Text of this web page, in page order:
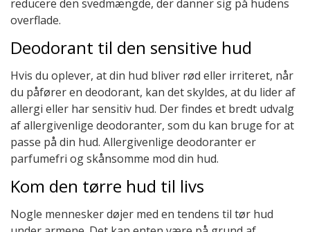
reducere den svedmængde, der danner sig på hudens
overflade.
Deodorant til den sensitive hud
Hvis du oplever, at din hud bliver rød eller irriteret, når
du påfører en deodorant, kan det skyldes, at du lider af
allergi eller har sensitiv hud. Der findes et bredt udvalg
af allergivenlige deodoranter, som du kan bruge for at
passe på din hud. Allergivenlige deodoranter er
parfumefri og skånsomme mod din hud.
Kom den tørre hud til livs
Nogle mennesker døjer med en tendens til tør hud